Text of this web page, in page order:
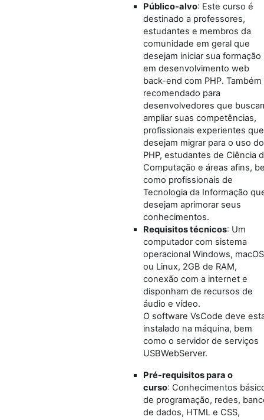
Público-alvo: Este curso é
destinado a professores,
estudantes e membros da
comunidade em geral que
desejam iniciar sua formação
em desenvolvimento web
back-end com PHP. Também
recomendado para
desenvolvedores que
ampliar suas competências,
profissionais experientes que
desejam migrar para o uso do
PHP, estudantes de Ciência
Computação e áreas afins,
como profissionais de
Tecnologia da Informação
desejam aprimorar seus
conhecimentos.
Requisitos técnicos: Um
computador com sistema
operacional Windows, macOS
ou Linux, 2GB de RAM,
conexão com a internet e
disponham de recursos de
áudio e vídeo.
O software VsCode deve
instalado na máquina, bem
como o servidor de serviços
USBWebServer.
Pré-requisitos para o
curso: Conhecimentos
de programação, redes,
de dados, HTML e CSS,